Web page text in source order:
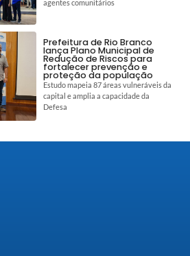
agentes comunitários
Prefeitura de Rio Branco
lança Plano Municipal de
Redução de Riscos para
fortalecer prevenção e
proteção da população
Estudo mapeia 87 áreas vulneráveis da
capital e amplia a capacidade da
Defesa